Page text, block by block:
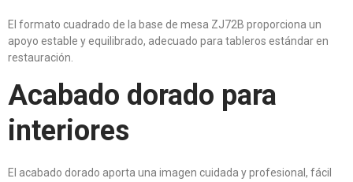
El formato cuadrado de la base de mesa ZJ72B proporciona un
apoyo estable y equilibrado, adecuado para tableros estándar en
restauración.
Acabado dorado para
interiores
El acabado dorado aporta una imagen cuidada y profesional, fácil